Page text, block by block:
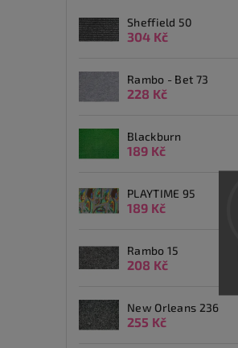
Sheffield 50
304 Kč
Rambo - Bet 73
228 Kč
Blackburn
189 Kč
PLAYTIME 95
189 Kč
Rambo 15
208 Kč
New Orleans 236
255 Kč